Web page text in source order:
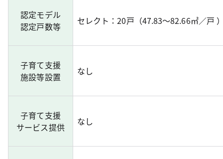
認定モデル
認定戸数等
セレクト：20戸（47.83～82.66㎡／戸
子育て支援
施設等設置
なし
子育て支援
サービス提供
なし